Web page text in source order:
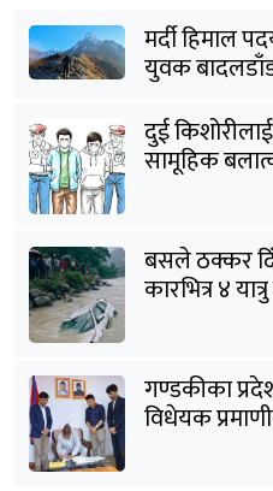
मर्दी हिमाल
युवक
दुई
सामूहिक
पक्राउ
बसले ठक्कर
कारभित्र ४
गण्डकीका
विधेयक